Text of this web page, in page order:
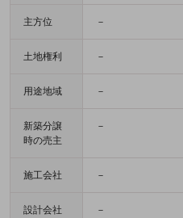
主方位 －
土地権利 －
用途地域 －
新築分譲
時の売主
－
施工会社 －
設計会社 －